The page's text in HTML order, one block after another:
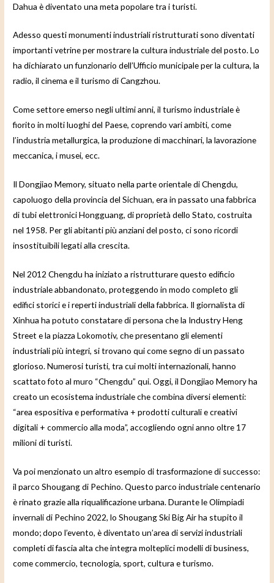
Dahua è diventato una meta popolare tra i turisti.
Adesso questi monumenti industriali ristrutturati sono diventati
importanti vetrine per mostrare la cultura industriale del posto. Lo
ha dichiarato un funzionario dell’Ufficio municipale per la cultura, la
radio, il cinema e il turismo di Cangzhou.
Come settore emerso negli ultimi anni, il turismo industriale è
fiorito in molti luoghi del Paese, coprendo vari ambiti, come
l’industria metallurgica, la produzione di macchinari, la lavorazione
meccanica, i musei, ecc.
Il Dongjiao Memory, situato nella parte orientale di Chengdu,
capoluogo della provincia del Sichuan, era in passato una fabbrica
di tubi elettronici Hongguang, di proprietà dello Stato, costruita
nel 1958. Per gli abitanti più anziani del posto, ci sono ricordi
insostituibili legati alla crescita.
Nel 2012 Chengdu ha iniziato a ristrutturare questo edificio
industriale abbandonato, proteggendo in modo completo gli
edifici storici e i reperti industriali della fabbrica. Il giornalista di
Xinhua ha potuto constatare di persona che la Industry Heng
Street e la piazza Lokomotiv, che presentano gli elementi
industriali più integri, si trovano qui come segno di un passato
glorioso. Numerosi turisti, tra cui molti internazionali, hanno
scattato foto al muro “Chengdu” qui. Oggi, il Dongjiao Memory ha
creato un ecosistema industriale che combina diversi elementi:
“area espositiva e performativa + prodotti culturali e creativi
digitali + commercio alla moda”, accogliendo ogni anno oltre 17
milioni di turisti.
Va poi menzionato un altro esempio di trasformazione di successo:
il parco Shougang di Pechino. Questo parco industriale centenario
è rinato grazie alla riqualificazione urbana. Durante le Olimpiadi
invernali di Pechino 2022, lo Shougang Ski Big Air ha stupito il
mondo; dopo l’evento, è diventato un’area di servizi industriali
completi di fascia alta che integra molteplici modelli di business,
come commercio, tecnologia, sport, cultura e turismo.